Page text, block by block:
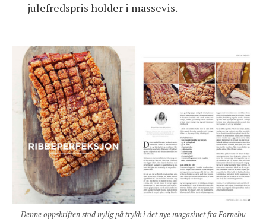
julefredspris holder i massevis.
Denne oppskriften stod nylig på trykk i det nye magasinet fra Fornebu